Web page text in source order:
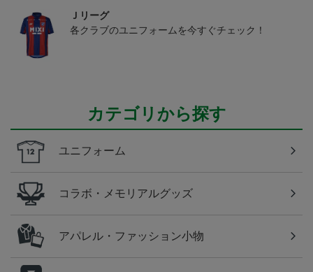
Ｊリーグ
各クラブのユニフォームを今すぐチェック！
カテゴリから探す
ユニフォーム
コラボ・メモリアルグッズ
アパレル・ファッション小物